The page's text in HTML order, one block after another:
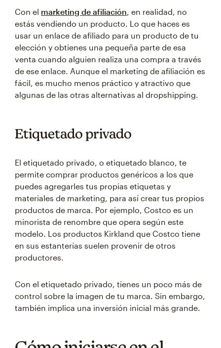
Con el marketing de afiliación, en realidad, no
estás vendiendo un producto. Lo que haces es
usar un enlace de afiliado para un producto de tu
elección y obtienes una pequeña parte de esa
venta cuando alguien realiza una compra a través
de ese enlace. Aunque el marketing de afiliación es
fácil, es mucho menos práctico y atractivo que
algunas de las otras alternativas al dropshipping.
Etiquetado privado
El etiquetado privado, o etiquetado blanco, te
permite comprar productos genéricos a los que
puedes agregarles tus propias etiquetas y
materiales de marketing, para así crear tus propios
productos de marca. Por ejemplo, Costco es un
minorista de renombre que opera según este
modelo. Los productos Kirkland que Costco tiene
en sus estanterías suelen provenir de otros
productores.
Con el etiquetado privado, tienes un poco más de
control sobre la imagen de tu marca. Sin embargo,
también implica una inversión inicial más grande.